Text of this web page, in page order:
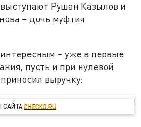
Рушан Казылов и
– дочь муфтия
– уже в первые
пусть и при нулевой
выручку:
САЙТАCHECKO.RU